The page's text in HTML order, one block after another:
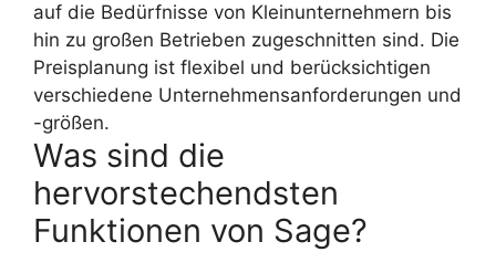
auf die Bedürfnisse von Kleinunternehmern bis
hin zu großen Betrieben zugeschnitten sind. Die
Preisplanung ist flexibel und berücksichtigen
verschiedene Unternehmensanforderungen und
-größen.
Was sind die
hervorstechendsten
Funktionen von Sage?